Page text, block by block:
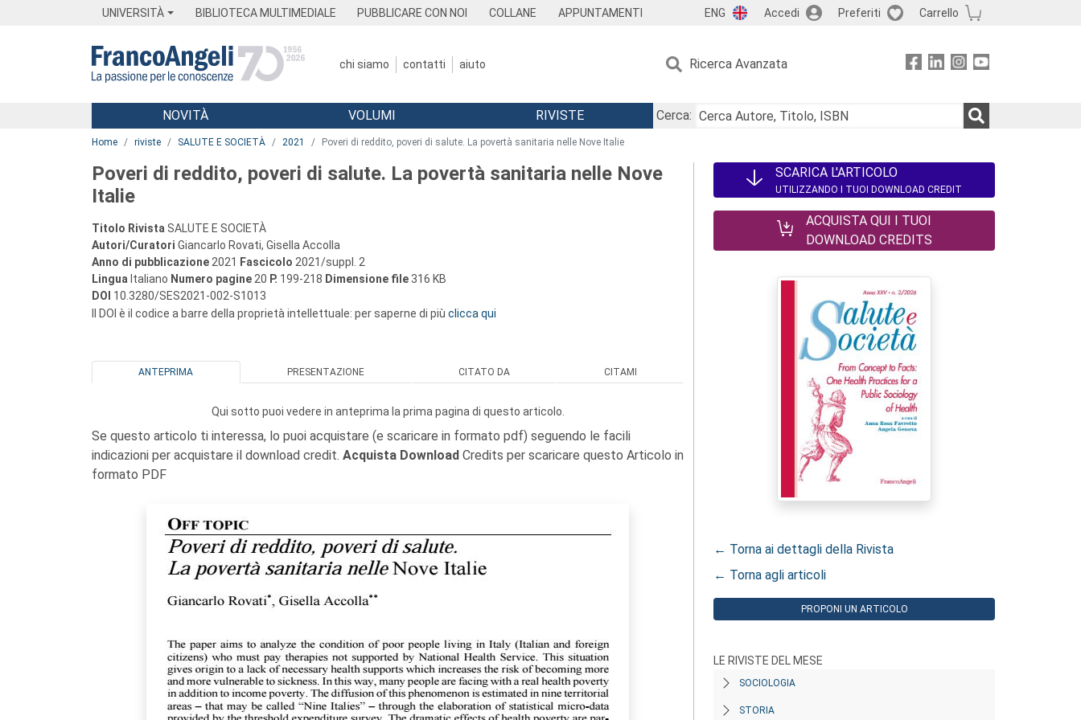
UNIVERSITÀ BIBLIOTECA MULTIMEDIALE PUBBLICARE CON NOI COLLANE APPUNTAMENTI ENG Accedi Preferiti Carrello
chi siamo contatti aiuto Ricerca Avanzata
Menu
NOVITÀ VOLUMI RIVISTE
Cerca:
Home riviste SALUTE E SOCIETÀ 2021 Poveri di reddito, poveri di salute. La povertà sanitaria nelle Nove Italie
Poveri di reddito, poveri di salute. La povertà sanitaria nelle Nove
Italie
Titolo Rivista SALUTE E SOCIETÀ
Autori/Curatori Giancarlo Rovati, Gisella Accolla
Anno di pubblicazione 2021 Fascicolo 2021/suppl. 2
Lingua Italiano Numero pagine 20 P. 199-218 Dimensione file 316 KB
DOI 10.3280/SES2021-002-S1013
Il DOI è il codice a barre della proprietà intellettuale: per saperne di più clicca qui
ANTEPRIMA PRESENTAZIONE CITATO DA CITAMI
Qui sotto puoi vedere in anteprima la prima pagina di questo articolo.
Se questo articolo ti interessa, lo puoi acquistare (e scaricare in formato pdf) seguendo le facili
indicazioni per acquistare il download credit. Acquista Download Credits per scaricare questo Articolo in
formato PDF
SCARICA L'ARTICOLO
UTILIZZANDO I TUOI DOWNLOAD CREDIT
ACQUISTA QUI I TUOI
DOWNLOAD CREDITS
← Torna ai dettagli della Rivista
← Torna agli articoli
PROPONI UN ARTICOLO
LE RIVISTE DEL MESE
SOCIOLOGIA
STORIA